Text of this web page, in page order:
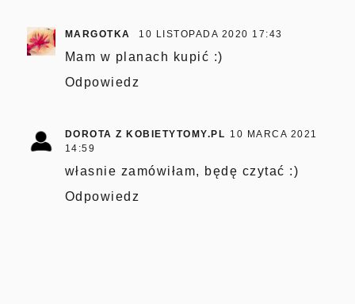
MARGOTKA 10 LISTOPADA 2020 17:43
Mam w planach kupić :)
Odpowiedz
DOROTA Z KOBIETYTOMY.PL 10 MARCA 2021
14:59
własnie zamówiłam, będę czytać :)
Odpowiedz